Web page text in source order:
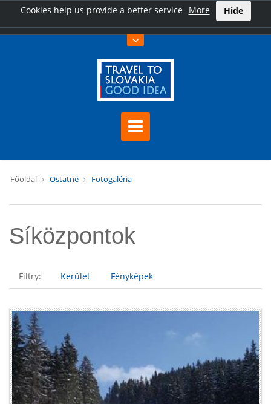
Cookies help us provide a better service More Hide
Főoldal Ostatné Fotogaléria
Síközpontok
Filtry: Kerület Fényképek